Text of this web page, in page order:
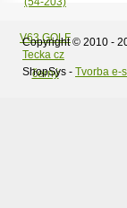
JANE,zadní
Copyright © 2010 -
Tecka cz
ShopSys - Tvorba e-